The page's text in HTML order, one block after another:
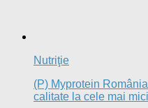
Nutriţie
(P) Myprotein
calitate la cele mai